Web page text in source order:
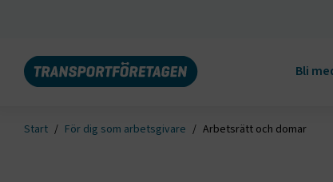
Bli
Start För dig som arbetsgivare Arbetsrätt och domar